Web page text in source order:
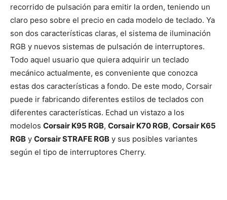
recorrido de pulsación para emitir la orden, teniendo un
claro peso sobre el precio en cada modelo de teclado. Ya
son dos características claras, el sistema de iluminación
RGB y nuevos sistemas de pulsación de interruptores.
Todo aquel usuario que quiera adquirir un teclado
mecánico actualmente, es conveniente que conozca
estas dos características a fondo. De este modo, Corsair
puede ir fabricando diferentes estilos de teclados con
diferentes características. Echad un vistazo a los
modelos Corsair K95 RGB, Corsair K70 RGB, Corsair K65
RGB y Corsair STRAFE RGB y sus posibles variantes
según el tipo de interruptores Cherry.